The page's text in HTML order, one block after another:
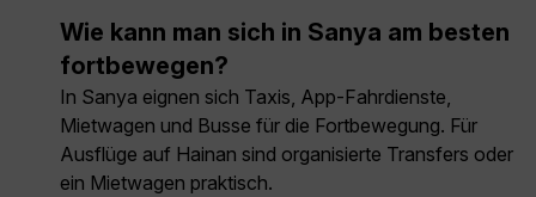
Wie kann man sich in Sanya am besten
fortbewegen?
In Sanya eignen sich Taxis, App-Fahrdienste,
Mietwagen und Busse für die Fortbewegung. Für
Ausflüge auf Hainan sind organisierte Transfers oder
ein Mietwagen praktisch.